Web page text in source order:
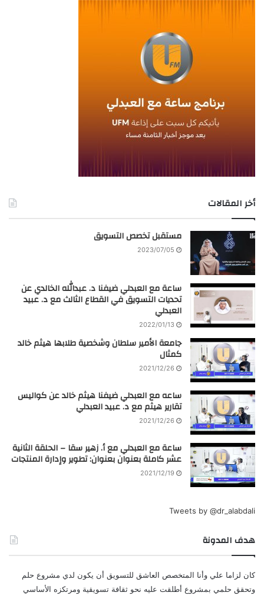
أخر المقالات
مستقبل تخصص التسويق
2023/07/05
ساعة مع العبدلي ضيفنا د. عبدالله الخالدي عن
تحديات التسويق في القطاع الثالث مع د. عبيد
العبدلي
2022/01/13
جامعة الأمير سلطان وشخصية طلابها هيثم خالد
كمثال
2021/12/26
ساعه مع العبدلي ضيفنا هيثم خالد عن كواليس
تقارير هيثم مع د. عبيد العبدلي
2021/12/26
ساعة مع العبدلي مع أ. زهير سقا – الحلقة الثانية
عشر كاملة بعنوان بعنوان: تطوير وإدارة المنتجات
2021/12/19
Tweets by @dr_alabdali
هدف المدونة
كان لزاما علي وأنا المتخصص العاشق للتسويق أن يكون لدي مشروع حلم
وتحقق حلمي بمشروع أطلقت عليه نحو ثقافة تسويقية ومرتكزه الأساسي